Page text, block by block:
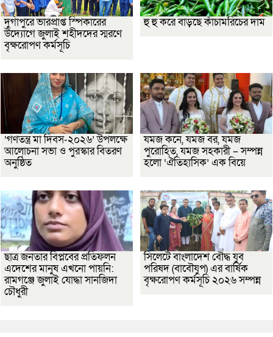
দুর্গাপুরে ভারপ্রাপ্ত স্পিকারের
উদ্যোগে জুলাই শহীদদের স্মরণে
বৃক্ষরোপণ কর্মসূচি
হু হু করে বাড়ছে কাঁচামরিচের দাম
‘গণতন্ত্র মা দিবস-২০২৬’ উপলক্ষে
আলোচনা সভা ও পুরস্কার বিতরণ
অনুষ্ঠিত
যমজ কনে, যমজ বর, যমজ
পুরোহিত, যমজ সহকারী – সম্পন্ন
হলো ‘ঐতিহাসিক’ এক বিয়ে
ছাত্র জনতার বিপ্লবের প্রতিফলন
এদেশের মানুষ এখনো পায়নি:
রামগঞ্জে জুলাই যোদ্ধা সানজিদা
চৌধুরী
সিলেটে বাংলাদেশ বৌদ্ধ যুব
পরিষদ (বাবৌযুপ) এর বার্ষিক
বৃক্ষরোপণ কর্মসূচি ২০২৬ সম্পন্ন